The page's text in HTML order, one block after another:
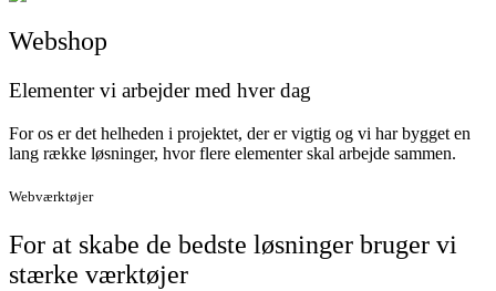
Webshop
Elementer vi arbejder med hver dag
For os er det helheden i projektet, der er vigtig og vi har bygget en
lang række løsninger, hvor flere elementer skal arbejde sammen.
Webværktøjer
For at skabe de bedste løsninger bruger vi
stærke værktøjer